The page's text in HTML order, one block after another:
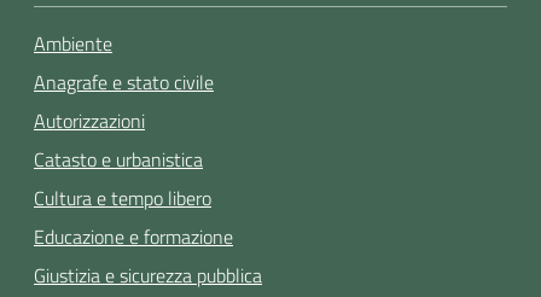
Ambiente
Anagrafe e stato civile
Autorizzazioni
Catasto e urbanistica
Cultura e tempo libero
Educazione e formazione
Giustizia e sicurezza pubblica